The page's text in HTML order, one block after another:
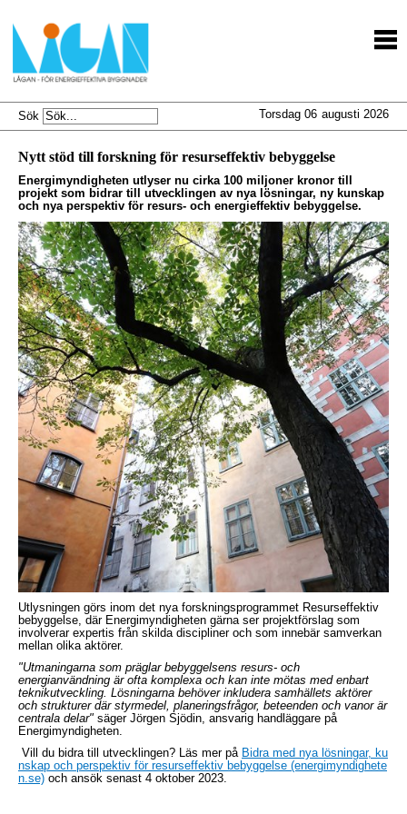
augusti 2026
Torsdag 06
Sök
Nytt stöd till forskning för resurseffektiv bebyggelse
Energimyndigheten utlyser nu cirka 100 miljoner kronor till
projekt som bidrar till utvecklingen av nya lösningar, ny kunskap
och nya perspektiv för resurs- och energieffektiv bebyggelse.
Utlysningen görs inom det nya forskningsprogrammet Resurseffektiv
bebyggelse, där Energimyndigheten gärna ser projektförslag som
involverar expertis från skilda discipliner och som innebär samverkan
mellan olika aktörer.
"Utmaningarna som präglar bebyggelsens resurs- och
energianvändning är ofta komplexa och kan inte mötas med enbart
teknikutveckling. Lösningarna behöver inkludera samhällets aktörer
och strukturer där styrmedel, planeringsfrågor, beteenden och vanor är
centrala delar" säger Jörgen Sjödin, ansvarig handläggare på
Energimyndigheten.
Vill du bidra till utvecklingen? Läs mer på Bidra med nya lösningar, ku
nskap och perspektiv för resurseffektiv bebyggelse (energimyndighete
n.se) och ansök senast 4 oktober 2023.